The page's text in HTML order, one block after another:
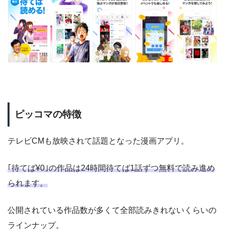
ピッコマの特徴
テレビCMも放映されて話題となった漫画アプリ。
｢待てば¥0｣の作品は24時間待てば1話ずつ無料で読み進め
られます。
公開されている作品数が多くて全部読みきれないくらいの
ラインナップ。